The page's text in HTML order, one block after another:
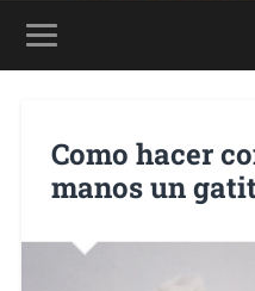
Como hacer
manos un